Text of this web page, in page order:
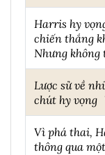
Harris hy
chiến thắng
Nhưng không
Lược sử về
chút hy vọng
Vì phá thai,
thông qua